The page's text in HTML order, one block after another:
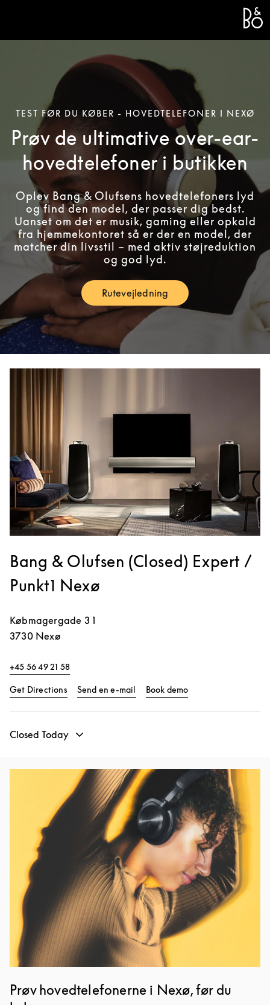
TEST FØR DU KØBER - HOVEDTELEFONER I NEXØ
Prøv de ultimative over-ear-
hovedtelefoner i butikken
Oplev Bang & Olufsens hovedtelefoners lyd
og find den model, der passer dig bedst.
Uanset om det er musik, gaming eller opkald
fra hjemmekontoret så er der en model, der
matcher din livsstil – med aktiv støjreduktion
og god lyd.
RutevejledningLink Opens in New Tab
Bang & Olufsen (Closed) Expert /
Punkt1 Nexø
Købmagergade 3 1
3730 Nexø
+45 56 49 21 58
Get DirectionsLink Opens in New Tab
Send en e-mail Book demo
Closed Today
Prøv hovedtelefonerne i Nexø, før du